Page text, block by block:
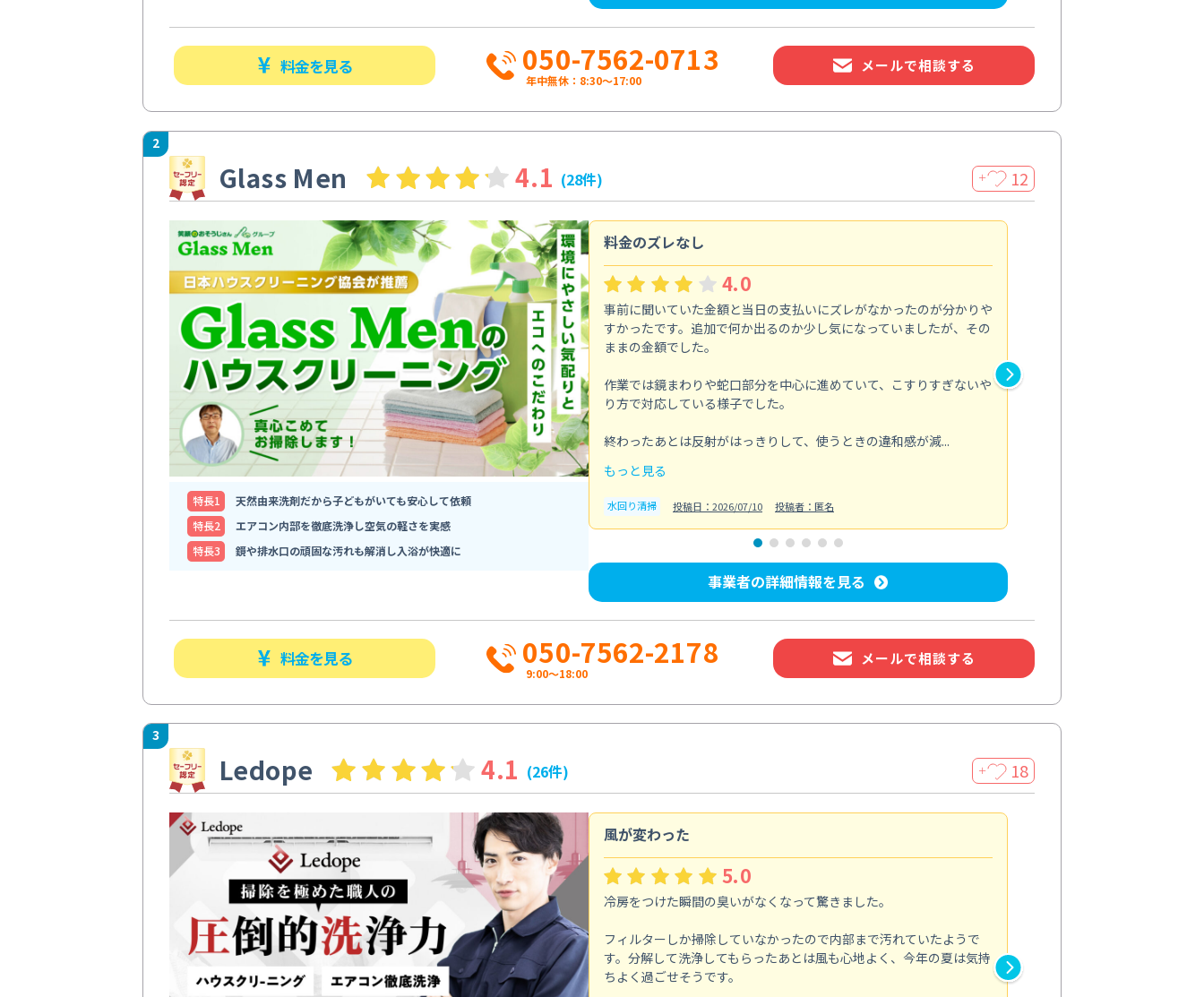
料金を見る 050-7562-0713
年中無休：8:30〜17:00
メールで相談する
2
Glass Men 4.1 (28件) ＋ 12
特⻑1
天然由来洗剤だから子どもがいても安心して依頼
特⻑2
エアコン内部を徹底洗浄し空気の軽さを実感
特⻑3
鏡や排水口の頑固な汚れも解消し入浴が快適に
料金のズレなし
4.0
事前に聞いていた金額と当日の支払いにズレがなかったのが分かりや
すかったです。追加で何か出るのか少し気になっていましたが、その
ままの金額でした。
作業では鏡まわりや蛇口部分を中心に進めていて、こすりすぎないや
り方で対応している様子でした。
終わったあとは反射がはっきりして、使うときの違和感が減...
もっと見る
水回り清掃 投稿日：2026/07/10 投稿者：匿名
事業者の詳細情報を見る
料金を見る 050-7562-2178
9:00～18:00
メールで相談する
3
Ledope 4.1 (26件) ＋ 18
風が変わった
5.0
冷房をつけた瞬間の臭いがなくなって驚きました。
フィルターしか掃除していなかったので内部まで汚れていたようで
す。分解して洗浄してもらったあとは風も心地よく、今年の夏は気持
ちよく過ごせそうです。